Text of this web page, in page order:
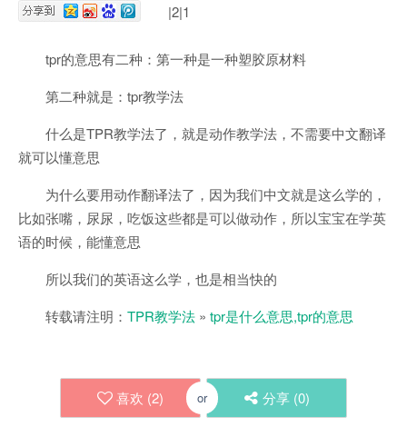
|2|1
tpr的意思有二种：第一种是一种塑胶原材料
第二种就是：tpr教学法
什么是TPR教学法了，就是动作教学法，不需要中文翻译
就可以懂意思
为什么要用动作翻译法了，因为我们中文就是这么学的，
比如张嘴，尿尿，吃饭这些都是可以做动作，所以宝宝在学英
语的时候，能懂意思
所以我们的英语这么学，也是相当快的
转载请注明： TPR教学法 » tpr是什么意思,tpr的意思
喜欢 (2) or 分享 (0)